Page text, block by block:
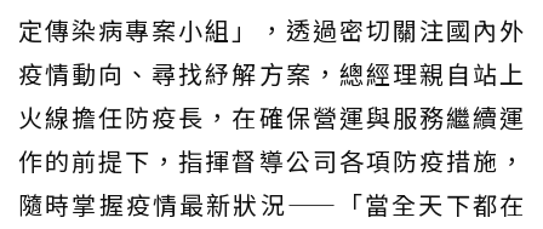
定傳染病專案小組」，透過密切關注國內外
疫情動向、尋找紓解方案，總經理親自站上
火線擔任防疫長，在確保營運與服務繼續運
作的前提下，指揮督導公司各項防疫措施，
隨時掌握疫情最新狀況——「當全天下都在